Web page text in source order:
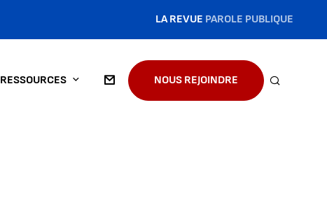
LA REVUE PAROLE PUBLIQUE
RESSOURCES NOUS REJOINDRE